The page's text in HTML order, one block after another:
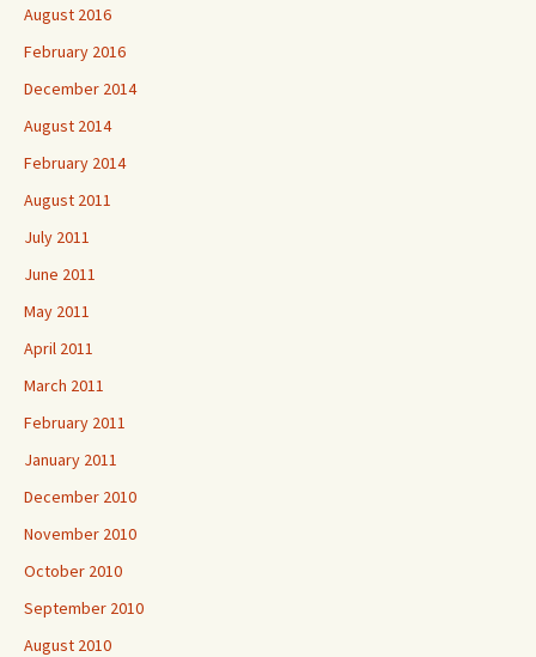
August 2016
February 2016
December 2014
August 2014
February 2014
August 2011
July 2011
June 2011
May 2011
April 2011
March 2011
February 2011
January 2011
December 2010
November 2010
October 2010
September 2010
August 2010